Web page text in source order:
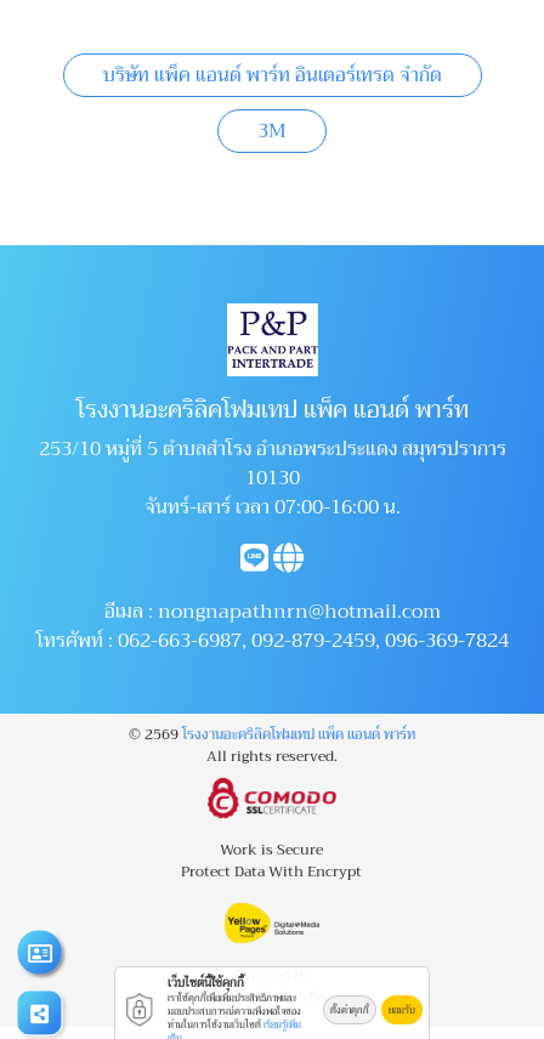
บริษัท แพ็ค แอนด์ พาร์ท อินเตอร์เทรด จำกัด
3M
โรงงานอะคริลิคโฟมเทป แพ็ค แอนด์ พาร์ท
253/10 หมู่ที่ 5 ตำบลสำโรง อำเภอพระประแดง สมุทรปราการ
10130
จันทร์-เสาร์ เวลา 07:00-16:00 น.
อีเมล : nongnapathnrn@hotmail.com
โทรศัพท์ :062-663-6987,092-879-2459,096-369-7824
© 2569โรงงานอะคริลิคโฟมเทป แพ็ค แอนด์ พาร์ท
All rights reserved.
Work is Secure
Protect Data With Encrypt
Powered By
Thailand YellowPages
เว็บไซต์นี้ใช้คุกกี้
เราใช้คุกกี้เพื่อเพิ่มประสิทธิภาพและ
มอบประสบการณ์ความพึงพอใจของ
ท่านในการใช้งานเว็บไซต์เรียนรู้เพิ่ม
ตั้งค่าคุกกี้ ยอมรับ